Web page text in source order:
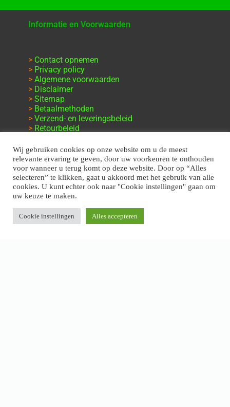
Informatie en Voorwaarden
> Contact opnemen
> Privacy policy
> Algemene voorwaarden
> Disclaimer
> Sitemap
> Betaalmethoden
> Verzend- en leveringsbeleid
> Retourbeleid
Wij gebruiken cookies op onze website om u de meest
relevante ervaring te geven, door uw voorkeuren te onthouden
voor wanneer u terug komt op deze website. Door op “Alles
selecteren” te klikken, gaat u akkoord met het gebruik van alle
cookies. U kunt echter ook naar "Cookie instellingen" gaan om
uw keuze te maken.
Cookie instellingen Alles accepteren